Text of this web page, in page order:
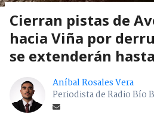
Cierran pistas de
hacia Viña por
se extenderán
Aníbal Rosales Vera
Periodista de Radio Bío